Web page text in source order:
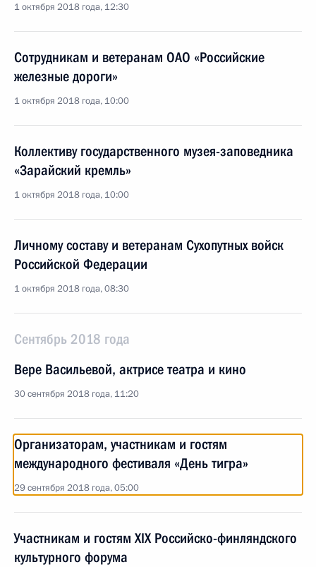
1 октября 2018 года, 12:30
Сотрудникам и ветеранам ОАО «Российские
железные дороги»
1 октября 2018 года, 10:00
Коллективу государственного музея-заповедника
«Зарайский кремль»
1 октября 2018 года, 10:00
Личному составу и ветеранам Сухопутных войск
Российской Федерации
1 октября 2018 года, 08:30
Сентябрь 2018 года
Вере Васильевой, актрисе театра и кино
30 сентября 2018 года, 11:20
Организаторам, участникам и гостям
международного фестиваля «День тигра»
29 сентября 2018 года, 05:00
Участникам и гостям XIX Российско-финляндского
культурного форума